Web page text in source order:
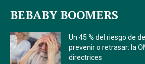
BEBABY BOOMERS
Un 45 % del riesgo de
prevenir o retrasar: la
directrices